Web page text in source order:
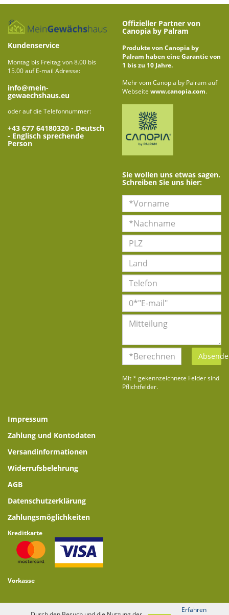
Kundenservice
Montag bis Freitag von 8.00 bis
15.00 auf E-mail Adresse:
info@mein-
gewaechshaus.eu
oder auf die Telefonnummer:
+43 677 64180320 - Deutsch
- Englisch sprechende
Person
Offizieller Partner von
Canopia by Palram
Produkte von Canopia by
Palram haben eine Garantie von
1 bis zu 10 Jahre.
Mehr vom Canopia by Palram auf
Webseite www.canopia.com.
Sie wollen uns etwas sagen.
Schreiben Sie uns hier:
Mit * gekennzeichnete Felder sind
Pflichtfelder.
Impressum
Zahlung und Kontodaten
Versandinformationen
Widerrufsbelehrung
AGB
Datenschutzerklärung
Zahlungsmöglichkeiten
Kreditkarte
Vorkasse
Erfahren